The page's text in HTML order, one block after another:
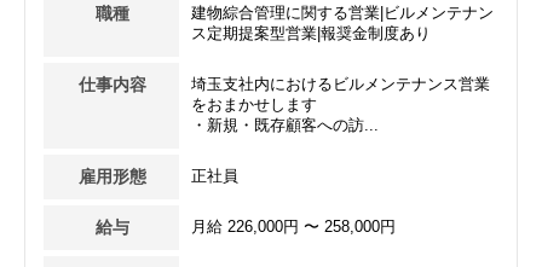
職種
建物綜合管理に関する営業|ビルメンテナン
ス定期提案型営業|報奨金制度あり
仕事内容
埼玉支社内におけるビルメンテナンス営業
をおまかせします
・新規・既存顧客への訪...
雇用形態 正社員
給与 月給 226,000円 〜 258,000円